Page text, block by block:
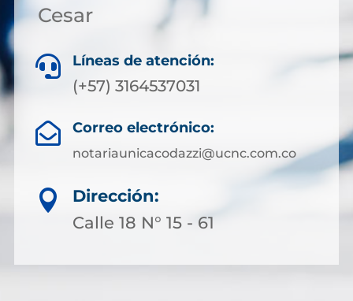
Cesar
 Líneas de atención:
(+57) 3164537031
 Correo electrónico:
notariaunicacodazzi@ucnc.com.co

Dirección:
Calle 18 N° 15 - 61